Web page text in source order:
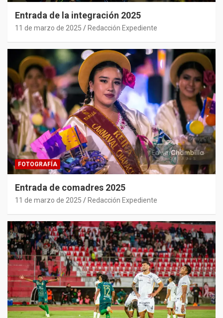
Entrada de la integración 2025
11 de marzo de 2025 Redacción Expediente
FOTOGRAFÍA
Entrada de comadres 2025
11 de marzo de 2025 Redacción Expediente